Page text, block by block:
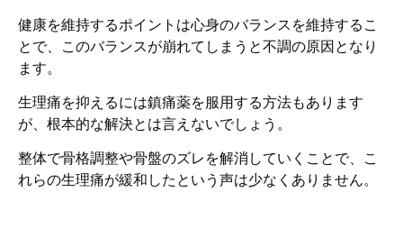
健康を維持するポイントは心身のバランスを維持するこ
とで、このバランスが崩れてしまうと不調の原因となり
ます。
生理痛を抑えるには鎮痛薬を服用する方法もあります
が、根本的な解決とは言えないでしょう。
整体で骨格調整や骨盤のズレを解消していくことで、こ
れらの生理痛が緩和したという声は少なくありません。